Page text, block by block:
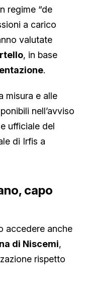
regime “de
a carico
valutate
, in base
.
misura e alle
nell’avviso
ufficiale del
di Irfis a
capo
accedere anche
di Niscemi,
rispetto